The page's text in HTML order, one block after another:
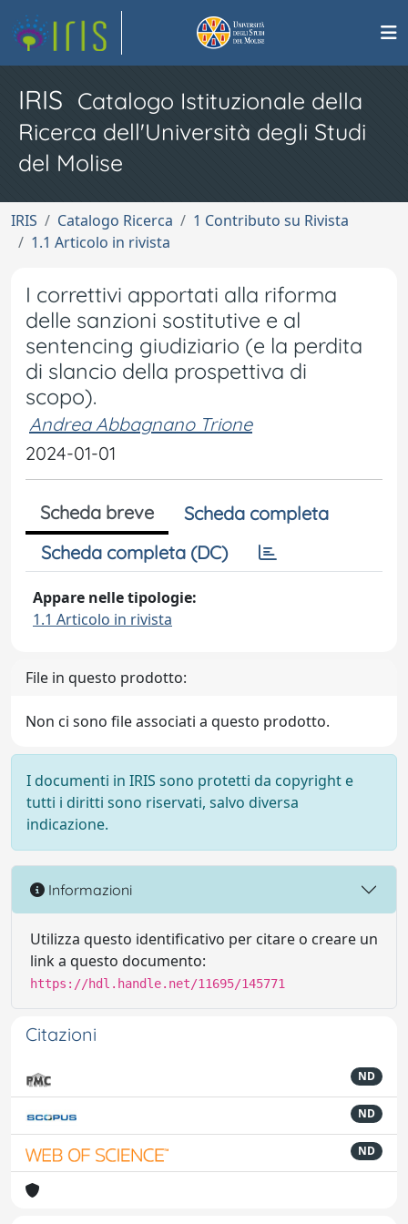
IRIS Catalogo Istituzionale della
Ricerca dell'Università degli Studi
del Molise
IRIS Catalogo Ricerca
1 Contributo su Rivista
1.1 Articolo in rivista
I correttivi apportati alla riforma
delle sanzioni sostitutive e al
sentencing giudiziario (e la perdita
di slancio della prospettiva di
scopo).
Andrea Abbagnano Trione
2024-01-01
Scheda breve
Scheda completa
Scheda completa (DC)
Appare nelle tipologie:
1.1 Articolo in rivista
File in questo prodotto:
Non ci sono file associati a questo prodotto.
I documenti in IRIS sono protetti da copyright e
tutti i diritti sono riservati, salvo diversa
indicazione.
Informazioni
Utilizza questo identificativo per citare o creare un
link a questo documento:
https://hdl.handle.net/11695/145771
Citazioni
ND
ND
ND